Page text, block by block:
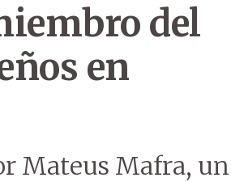
del
en
Mateus Mafra, un